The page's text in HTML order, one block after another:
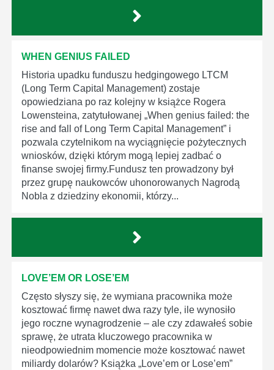
WHEN GENIUS FAILED
Historia upadku funduszu hedgingowego LTCM
(Long Term Capital Management) zostaje
opowiedziana po raz kolejny w książce Rogera
Lowensteina, zatytułowanej „When genius failed: the
rise and fall of Long Term Capital Management” i
pozwala czytelnikom na wyciągnięcie pożytecznych
wniosków, dzięki którym mogą lepiej zadbać o
finanse swojej firmy.Fundusz ten prowadzony był
przez grupę naukowców uhonorowanych Nagrodą
Nobla z dziedziny ekonomii, którzy...
LOVE’EM OR LOSE’EM
Często słyszy się, że wymiana pracownika może
kosztować firmę nawet dwa razy tyle, ile wynosiło
jego roczne wynagrodzenie – ale czy zdawałeś sobie
sprawę, że utrata kluczowego pracownika w
nieodpowiednim momencie może kosztować nawet
miliardy dolarów? Książka „Love’em or Lose’em”